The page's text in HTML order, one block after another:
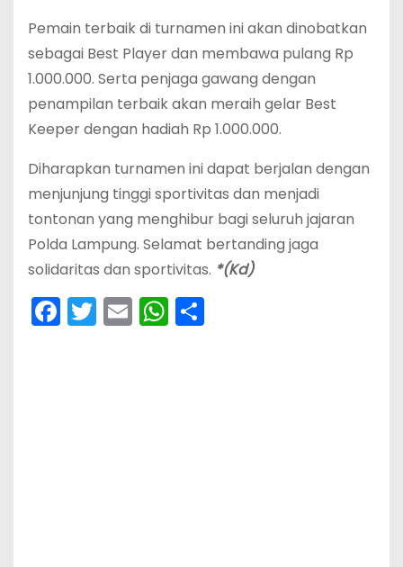
Pemain terbaik di turnamen ini akan dinobatkan
sebagai Best Player dan membawa pulang Rp
1.000.000. Serta penjaga gawang dengan
penampilan terbaik akan meraih gelar Best
Keeper dengan hadiah Rp 1.000.000.
Diharapkan turnamen ini dapat berjalan dengan
menjunjung tinggi sportivitas dan menjadi
tontonan yang menghibur bagi seluruh jajaran
Polda Lampung. Selamat bertanding jaga
solidaritas dan sportivitas. *(Kd)
F
a
T
w
E
m
W
h